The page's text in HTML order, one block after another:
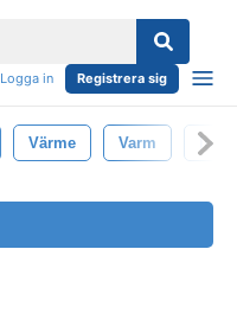
Logga in Registrera sig
Värme Varm